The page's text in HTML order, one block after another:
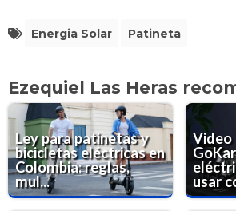
Energia Solar Patineta
Ezequiel Las Heras
Ley para patinetas y
bicicletas eléctricas en
Colombia: reglas,
mul...
Video
usar